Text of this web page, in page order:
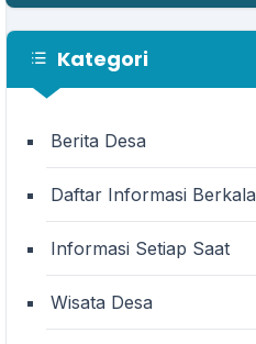
Kategori
Berita Desa
Daftar Informasi Berkala
Informasi Setiap Saat
Wisata Desa